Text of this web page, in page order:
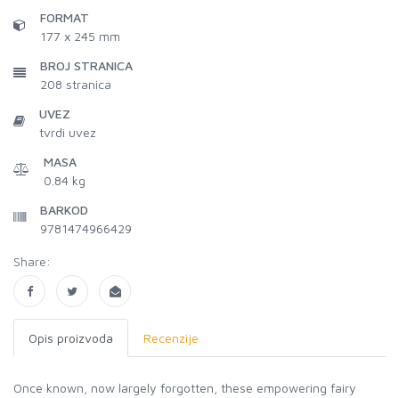
FORMAT
177 x 245 mm
BROJ STRANICA
208 stranica
UVEZ
tvrdi uvez
MASA
0.84 kg
BARKOD
9781474966429
Share:
Opis proizvoda Recenzije
Once known, now largely forgotten, these empowering fairy